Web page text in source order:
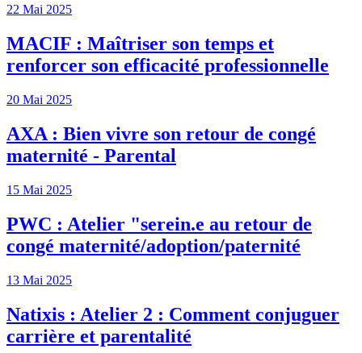
22 Mai 2025
MACIF : Maîtriser son temps et
renforcer son efficacité professionnelle
20 Mai 2025
AXA : Bien vivre son retour de congé
maternité - Parental
15 Mai 2025
PWC : Atelier "serein.e au retour de
congé maternité/adoption/paternité
13 Mai 2025
Natixis : Atelier 2 : Comment conjuguer
carrière et parentalité